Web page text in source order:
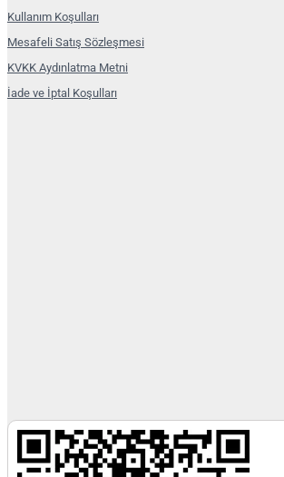
Kullanım Koşulları
Mesafeli Satış Sözleşmesi
KVKK Aydınlatma Metni
İade ve İptal Koşulları